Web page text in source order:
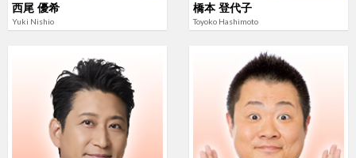
西尾 優希
Yuki Nishio
橋本 登代子
Toyoko Hashimoto